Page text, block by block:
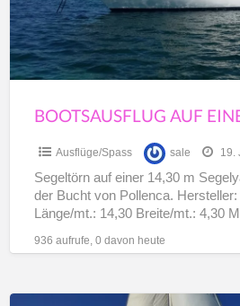
Pto.
Pollenca
12PAX
Ausflüge/Spass sale 19.
Segeltörn auf einer 14,30 m
der Bucht von Pollenca. Hersteller:
Länge/mt.: 14,30 Breite/mt.: 4,30
936 aufrufe, 0 davon heute